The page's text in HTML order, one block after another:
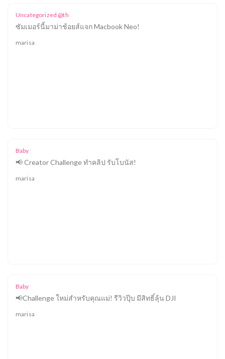
Uncategorized @th
ซัมเมอร์นี้มาม่าช้อยส์แจก Macbook Neo!
marisa
Baby
📢 Creator Challenge ทำคลิป รับโบนัส!
marisa
Baby
📢Challenge ใหม่สำหรับคุณแม่! รีวิวปุ๊บ มีสิทธิ์ลุ้น DJI
marisa